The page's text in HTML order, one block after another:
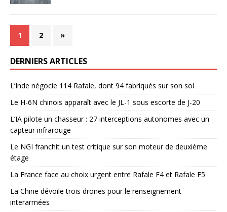
1 2 »
DERNIERS ARTICLES
L’Inde négocie 114 Rafale, dont 94 fabriqués sur son sol
Le H-6N chinois apparaît avec le JL-1 sous escorte de J-20
L’IA pilote un chasseur : 27 interceptions autonomes avec un
capteur infrarouge
Le NGI franchit un test critique sur son moteur de deuxième
étage
La France face au choix urgent entre Rafale F4 et Rafale F5
La Chine dévoile trois drones pour le renseignement
interarmées